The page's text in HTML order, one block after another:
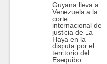
Guyana lleva a
Venezuela a la
corte
internacional de
justicia de La
Haya en la
disputa por el
territorio del
Esequibo